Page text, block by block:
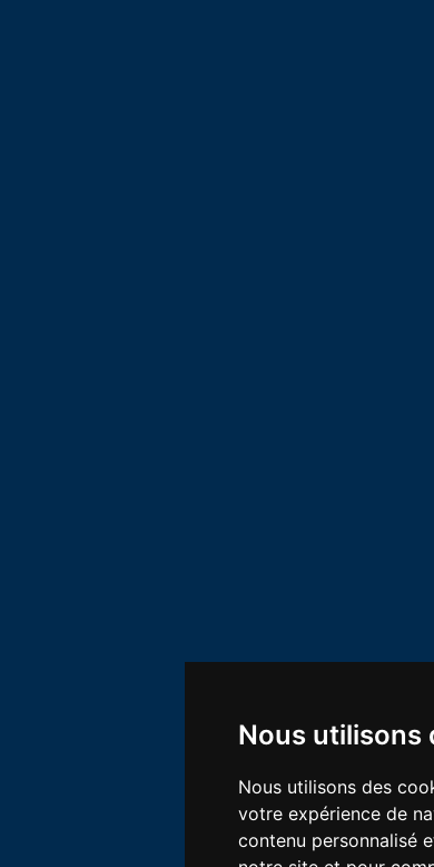
Nous utilisons
Nous utilisons des
votre expérience de
contenu personnalisé